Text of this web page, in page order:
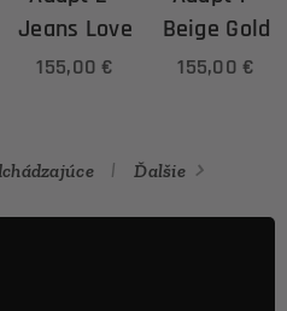
Jeans Love
155,00 €
Beige Gold
155,00 €
Ďalšie